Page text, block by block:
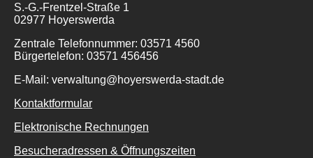
S.-G.-Frentzel-Straße 1
02977 Hoyerswerda
Zentrale Telefonnummer: 03571 4560
Bürgertelefon: 03571 456456
E-Mail: verwaltung@hoyerswerda-stadt.de
Kontaktformular
Elektronische Rechnungen
Besucheradressen & Öffnungszeiten